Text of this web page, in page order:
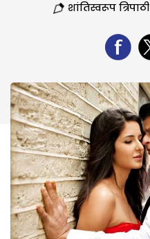
शांतिस्वरूप त्रिपाठी